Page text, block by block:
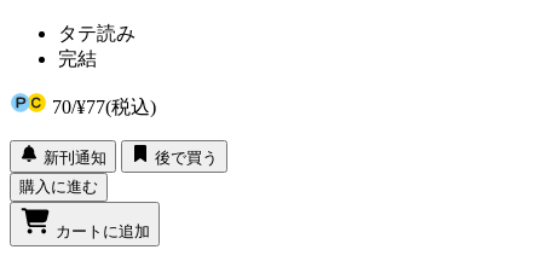
タテ読み
完結
70/¥77(税込)
新刊通知
後で買う
購入に進む
カートに追加